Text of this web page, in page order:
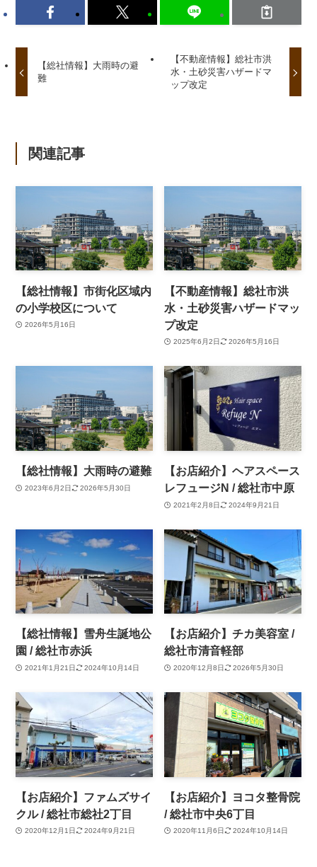
【総社情報】大雨時の避
難
【不動産情報】総社市洪
水・土砂災害ハザードマ
ップ改定
関連記事
【総社情報】市街化区域内
の小学校区について
2026年5月16日
【不動産情報】総社市洪
水・土砂災害ハザードマッ
プ改定
2025年6月2日 2026年5月16日
【総社情報】大雨時の避難
2023年6月2日 2026年5月30日
【お店紹介】ヘアスペース
レフュージN / 総社市中原
2021年2月8日 2024年9月21日
【総社情報】雪舟生誕地公
園 / 総社市赤浜
2021年1月21日 2024年10月14日
【お店紹介】チカ美容室 /
総社市清音軽部
2020年12月8日 2026年5月30日
【お店紹介】ファムズサイ
クル / 総社市総社2丁目
2020年12月1日 2024年9月21日
【お店紹介】ヨコタ整骨院
/ 総社市中央6丁目
2020年11月6日 2024年10月14日